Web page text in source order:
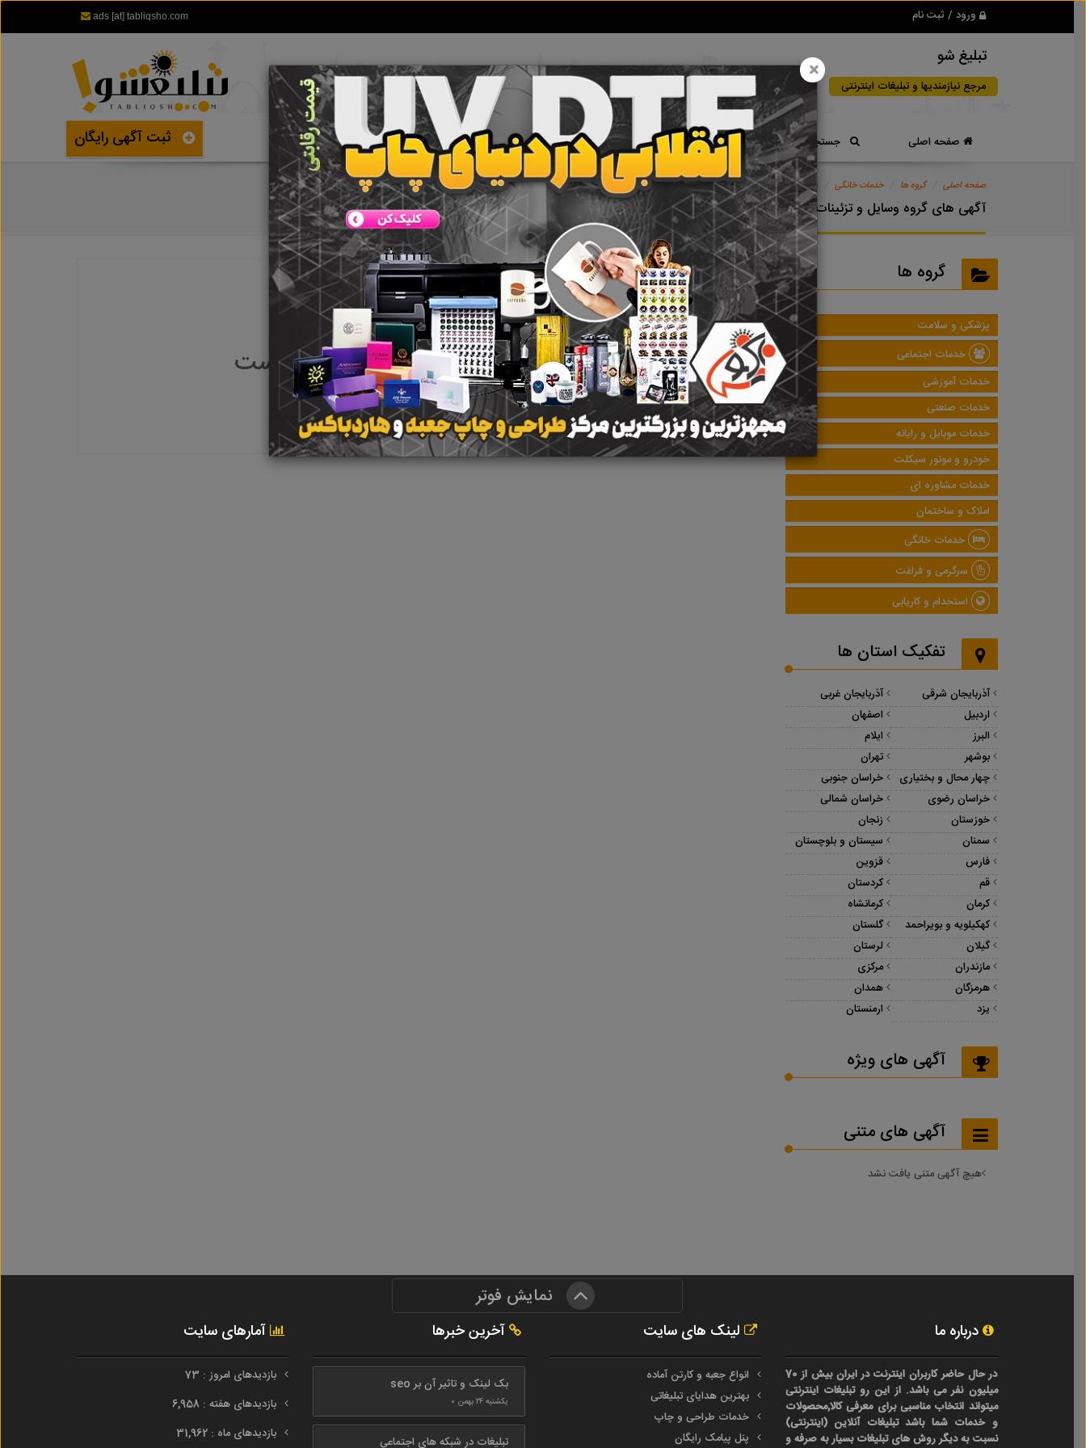
ورود / ثبت نام ads [at] tabliqsho.com
تبلیغ شو
مرجع نیازمندیها و تبلیغات اینترنتی
صفحه اصلی جستجوی سریع تعرفه آگهی ها خبرهای سایت تماس با ما ثبت آگهی رایگان
صفحه اصلی گروه ها خدمات خانگی وسایل و تزئینات خانه
آگهی های گروه وسایل و تزئینات خانه
هیچ آگهی در این گروه ثبت نشده است
گروه ها
پزشکی و سلامت
خدمات اجتماعی
خدمات آموزشی
خدمات صنعتی
خدمات موبایل و رایانه
خودرو و موتور سیکلت
خدمات مشاوره ای
املاک و ساختمان
خدمات خانگی
سرگرمی و فراغت
استخدام و کاریابی
تفکیک استان ها
آذربایجان شرقی
آذربایجان غربی
اردبیل
اصفهان
البرز
ایلام
بوشهر
تهران
چهار محال و بختیاری
خراسان جنوبی
خراسان رضوی
خراسان شمالی
خوزستان
زنجان
سمنان
سیستان و بلوچستان
فارس
قزوین
قم
کردستان
کرمان
کرمانشاه
کهکیلویه و بویراحمد
گلستان
گیلان
لرستان
مازندران
مرکزی
هرمزگان
همدان
یزد
ارمنستان
آگهی های ویژه
آگهی های متنی
هیچ آگهی متنی یافت نشد
نمایش فوتر
درباره ما
در حال حاضر کاربران اینترنت در ایران بیش از 70
میلیون نفر می باشد. از این رو تبلیغات اینترنتی
میتواند انتخاب مناسبی برای معرفی کالا,محصولات
و خدمات شما باشد تبلیغات آنلاین (اینترنتی)
نسبت به دیگر روش های تبلیغات بسیار به صرفه و
لینک های سایت
انواع جعبه و کارتن آماده
بهترین هدایای تبلیغاتی
خدمات طراحی و چاپ
پنل پیامک رایگان
آخرین خبرها
بک لینک و تاثیر آن بر seo
یکشنبه ۲۴ بهمن ۰
تبلیغات در شبکه های اجتماعی
آمارهای سایت
بازدیدهای امروز : 73
بازدیدهای هفته : 6,958
بازدیدهای ماه : 31,962
×